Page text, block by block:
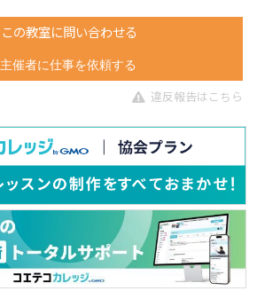
この教室に問い合わせる
主催者に仕事を依頼する
違反報告はこちら